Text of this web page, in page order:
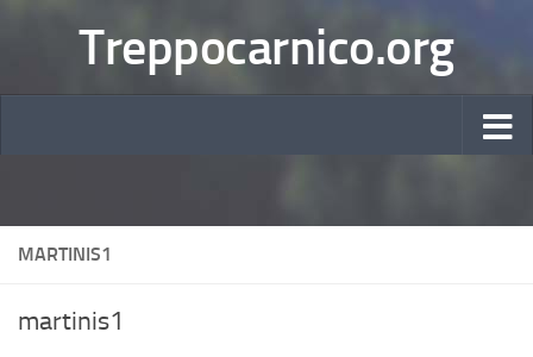
Treppocarnico.org
MARTINIS1
martinis1